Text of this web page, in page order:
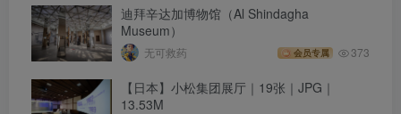
迪拜辛达加博物馆（Al Shindagha
Museum）
无可救药 会员专属 373
【日本】小松集团展厅｜19张｜JPG｜
13.53M